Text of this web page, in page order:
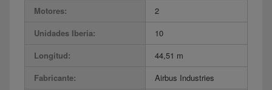
Motores:
2
Unidades Iberia:
10
Longitud:
44,51 m
Fabricante:
Airbus Industries